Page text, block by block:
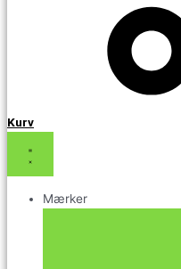
Kurv
Mærker